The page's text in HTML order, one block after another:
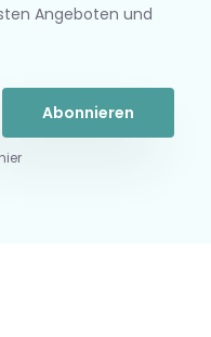
Angeboten und
Abonnieren